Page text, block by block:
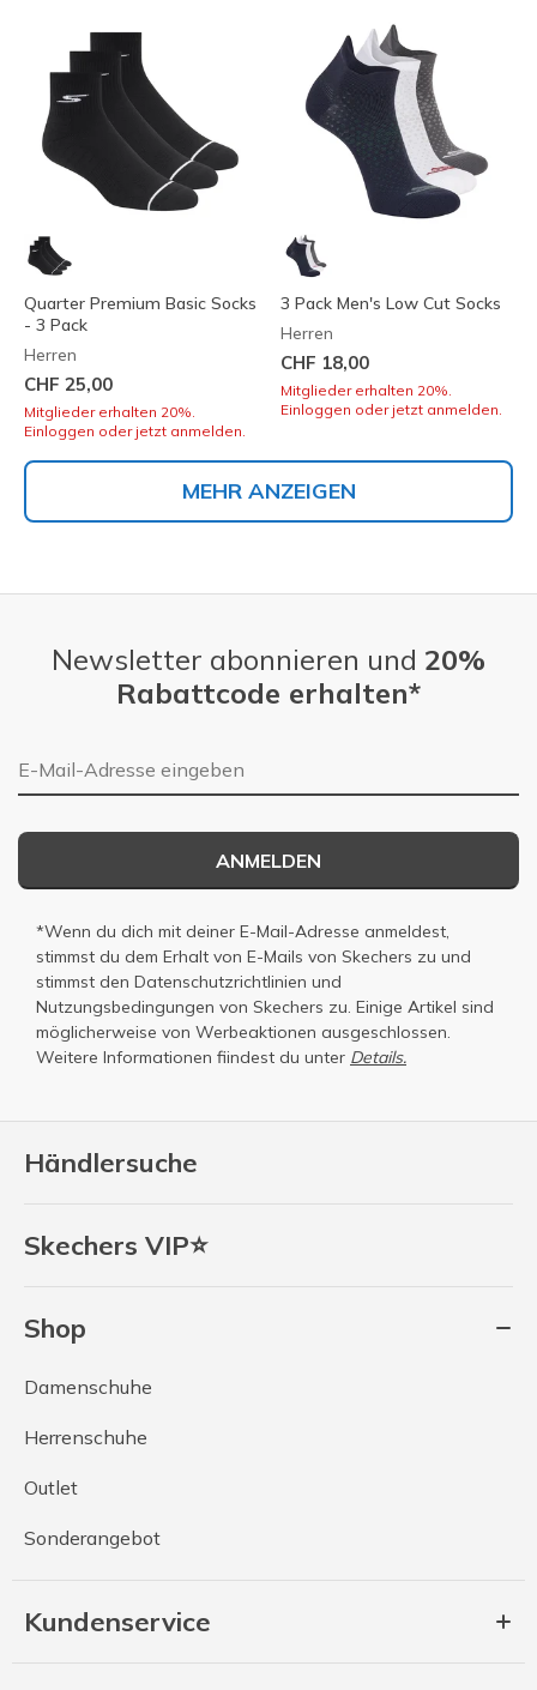
Quarter Premium Basic Socks
- 3 Pack
Herren
CHF 25,00
Mitglieder erhalten 20%.
Einloggen oder jetzt anmelden.
3 Pack Men's Low Cut Socks
Herren
CHF 18,00
Mitglieder erhalten 20%.
Einloggen oder jetzt anmelden.
MEHR ANZEIGEN
Händlersuche
Skechers VIP⭐
Shop
Damenschuhe
Herrenschuhe
Outlet
Sonderangebot
Kundenservice
Newsletter abonnieren und 20%
Rabattcode erhalten*
E-Mail-Adresse
ANMELDEN
*Wenn du dich mit deiner E-Mail-Adresse anmeldest,
stimmst du dem Erhalt von E-Mails von Skechers zu und
stimmst den Datenschutzrichtlinien und
Nutzungsbedingungen von Skechers zu. Einige Artikel sind
möglicherweise von Werbeaktionen ausgeschlossen.
Weitere Informationen fiindest du unter Details.